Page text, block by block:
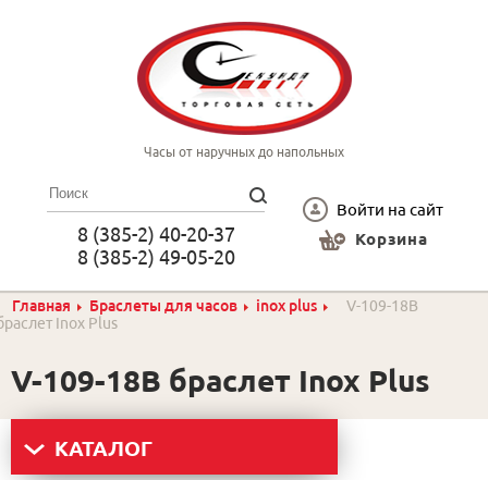
8 (385-2) 40-20-37
8 (385-2) 49-05-20
Часы от наручных до напольных
Войти на сайт
Корзина
Главная Браслеты для часов inox plus
V-109-18B
Inox Plus
V-109-18B браслет Inox Plus
КАТАЛОГ